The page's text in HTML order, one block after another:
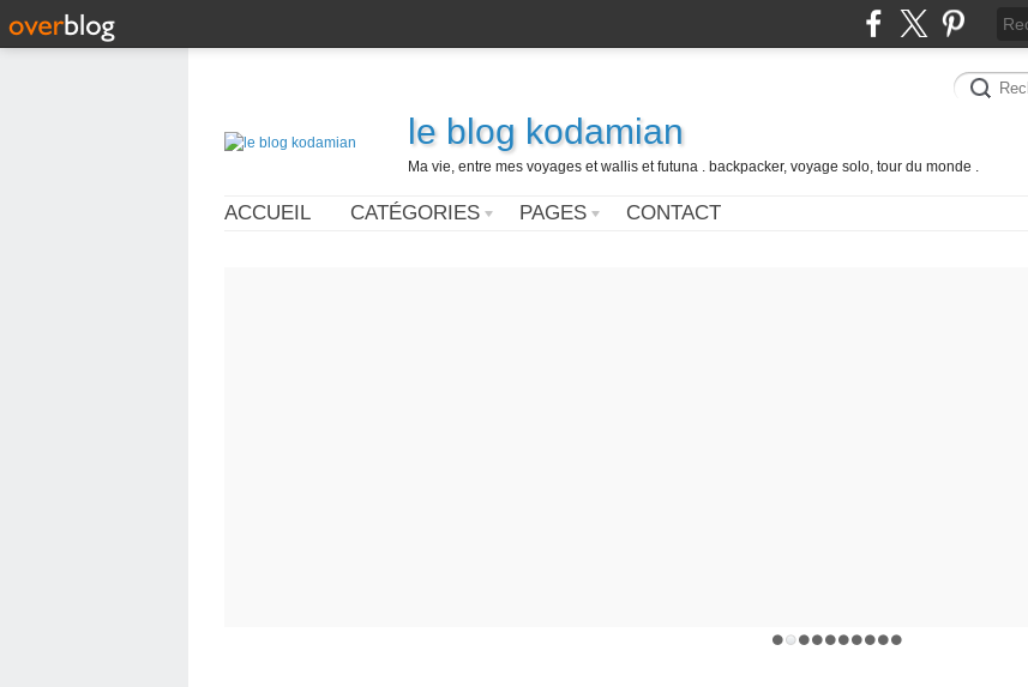
le blog kodamian
Ma vie, entre mes voyages et wallis et futuna . backpacker, voyage solo, tour du monde .
ACCUEIL CATÉGORIES PAGES CONTACT